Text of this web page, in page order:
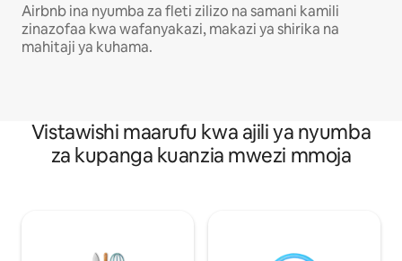
Airbnb ina nyumba za fleti zilizo na samani kamili
zinazofaa kwa wafanyakazi, makazi ya shirika na
mahitaji ya kuhama.
Vistawishi maarufu kwa ajili ya nyumba
za kupanga kuanzia mwezi mmoja